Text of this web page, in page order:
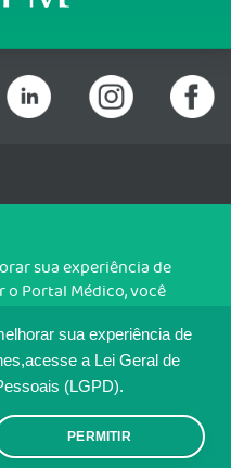
sua experiência de
a Lei Geral de
(LGPD).
PERMITIR
DF - CEP: 70200-760 -
DE
sua experiência de
Portal Médico, você
como isso é feito, acesse
clique em ACEITO.